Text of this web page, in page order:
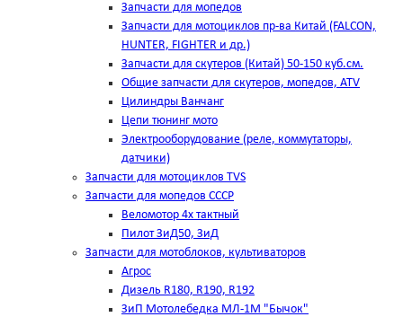
Запчасти для мопедов
Запчасти для мотоциклов пр-ва Китай (FALCON,
HUNTER, FIGHTER и др.)
Запчасти для скутеров (Китай) 50-150 куб.см.
Общие запчасти для скутеров, мопедов, ATV
Цилиндры Ванчанг
Цепи тюнинг мото
Электрооборудование (реле, коммутаторы,
датчики)
Запчасти для мотоциклов TVS
Запчасти для мопедов СССР
Веломотор 4х тактный
Пилот ЗиД50, ЗиД
Запчасти для мотоблоков, культиваторов
Агрос
Дизель R180, R190, R192
ЗиП Мотолебедка МЛ-1М "Бычок"